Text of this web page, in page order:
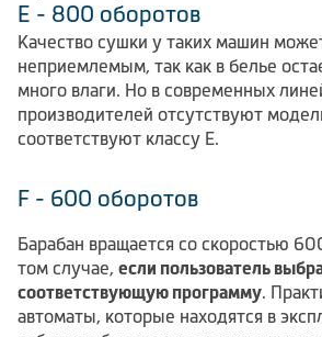
E - 800 оборотов
Качество сушки у таких машин
неприемлемым, так как в белье
много влаги. Но в современных
производителей отсутствуют
соответствуют классу E.
F - 600 оборотов
Барабан вращается со скоростью
том случае, если пользователь
соответствующую программу .
автоматы, которые находятся в